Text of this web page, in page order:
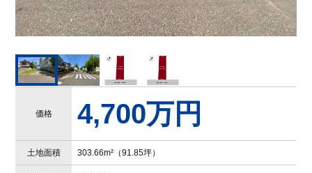
価格 4,700万円
土地面積 303.66m²（91.85坪）